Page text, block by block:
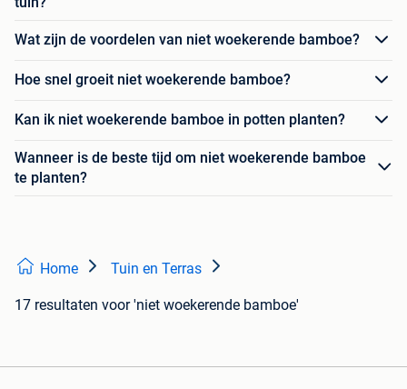
Wat zijn de voordelen van niet woekerende bamboe?
Hoe snel groeit niet woekerende bamboe?
Kan ik niet woekerende bamboe in potten planten?
Wanneer is de beste tijd om niet woekerende bamboe
te planten?
Home Tuin en Terras
17 resultaten voor 'niet woekerende bamboe'